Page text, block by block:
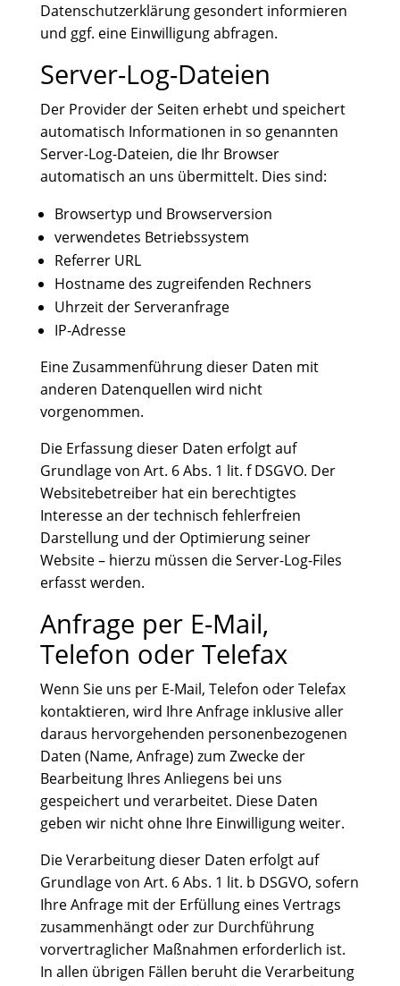
Datenschutzerklärung gesondert informieren
und ggf. eine Einwilligung abfragen.
Server-Log-Dateien
Der Provider der Seiten erhebt und speichert
automatisch Informationen in so genannten
Server-Log-Dateien, die Ihr Browser
automatisch an uns übermittelt. Dies sind:
Browsertyp und Browserversion
verwendetes Betriebssystem
Referrer URL
Hostname des zugreifenden Rechners
Uhrzeit der Serveranfrage
IP-Adresse
Eine Zusammenführung dieser Daten mit
anderen Datenquellen wird nicht
vorgenommen.
Die Erfassung dieser Daten erfolgt auf
Grundlage von Art. 6 Abs. 1 lit. f DSGVO. Der
Websitebetreiber hat ein berechtigtes
Interesse an der technisch fehlerfreien
Darstellung und der Optimierung seiner
Website – hierzu müssen die Server-Log-Files
erfasst werden.
Anfrage per E-Mail,
Telefon oder Telefax
Wenn Sie uns per E-Mail, Telefon oder Telefax
kontaktieren, wird Ihre Anfrage inklusive aller
daraus hervorgehenden personenbezogenen
Daten (Name, Anfrage) zum Zwecke der
Bearbeitung Ihres Anliegens bei uns
gespeichert und verarbeitet. Diese Daten
geben wir nicht ohne Ihre Einwilligung weiter.
Die Verarbeitung dieser Daten erfolgt auf
Grundlage von Art. 6 Abs. 1 lit. b DSGVO, sofern
Ihre Anfrage mit der Erfüllung eines Vertrags
zusammenhängt oder zur Durchführung
vorvertraglicher Maßnahmen erforderlich ist.
In allen übrigen Fällen beruht die Verarbeitung